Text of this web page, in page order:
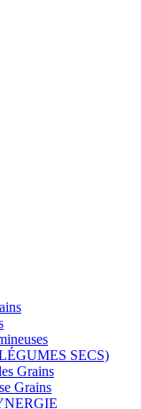
SECS)
Grains
Grains